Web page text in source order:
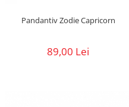
Pandantiv Zodie Capricorn
89,00 Lei